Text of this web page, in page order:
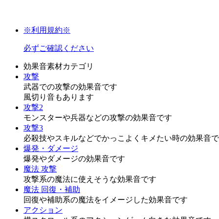
※利用規約※
必ずご確認ください
効果音素材カテゴリ
攻撃
武器での攻撃の効果音です
風切り音もあります
攻撃2
モンスターや兵器などの攻撃の効果音です
攻撃3
必殺技やスキルなどでかっこよくキメたい時の効果音
爆発・ダメージ
爆発やダメージの効果音です
魔法 攻撃
攻撃系の魔法に使えそうな効果音です
魔法 回復・補助
回復や補助系の魔法をイメージした効果音です
アクション